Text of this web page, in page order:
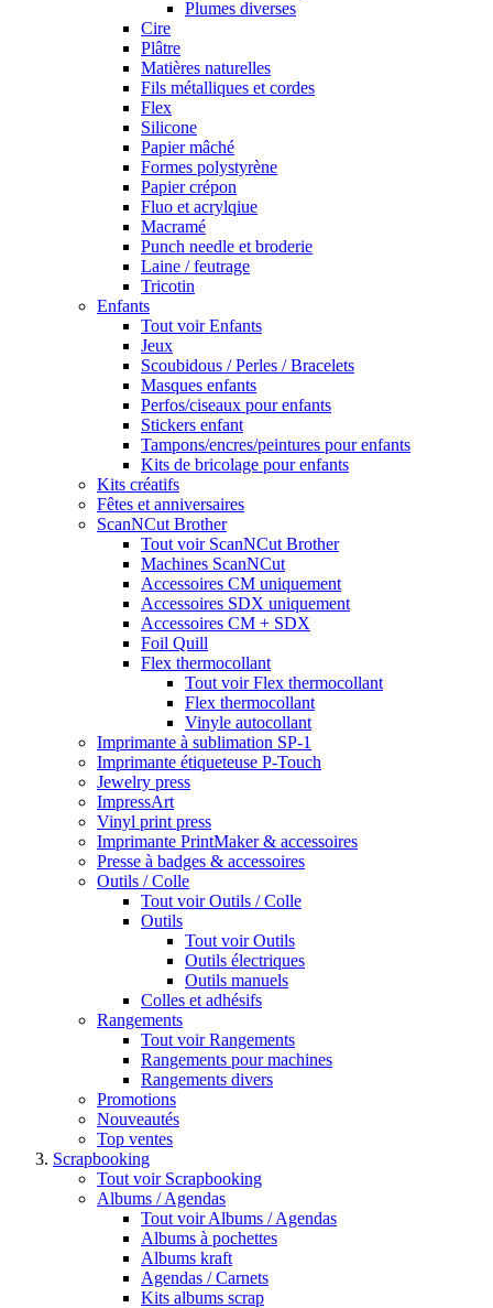
Plumes diverses
Cire
Plâtre
Matières naturelles
Fils métalliques et cordes
Flex
Silicone
Papier mâché
Formes polystyrène
Papier crépon
Fluo et acrylqiue
Macramé
Punch needle et broderie
Laine / feutrage
Tricotin
Enfants
Tout voir Enfants
Jeux
Scoubidous / Perles / Bracelets
Masques enfants
Perfos/ciseaux pour enfants
Stickers enfant
Tampons/encres/peintures pour enfants
Kits de bricolage pour enfants
Kits créatifs
Fêtes et anniversaires
ScanNCut Brother
Tout voir ScanNCut Brother
Machines ScanNCut
Accessoires CM uniquement
Accessoires SDX uniquement
Accessoires CM + SDX
Foil Quill
Flex thermocollant
Tout voir Flex thermocollant
Flex thermocollant
Vinyle autocollant
Imprimante à sublimation SP-1
Imprimante étiqueteuse P-Touch
Jewelry press
ImpressArt
Vinyl print press
Imprimante PrintMaker & accessoires
Presse à badges & accessoires
Outils / Colle
Tout voir Outils / Colle
Outils
Tout voir Outils
Outils électriques
Outils manuels
Colles et adhésifs
Rangements
Tout voir Rangements
Rangements pour machines
Rangements divers
Promotions
Nouveautés
Top ventes
Scrapbooking
Tout voir Scrapbooking
Albums / Agendas
Tout voir Albums / Agendas
Albums à pochettes
Albums kraft
Agendas / Carnets
Kits albums scrap